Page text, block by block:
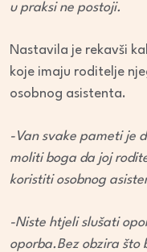
u praksi ne postoji.
Nastavila je rekavši
koje imaju roditelje
osobnog asistenta.
-Van svake pameti je
moliti boga da joj
koristiti osobnog
-Niste htjeli slušati
oporba.Bez obzira što